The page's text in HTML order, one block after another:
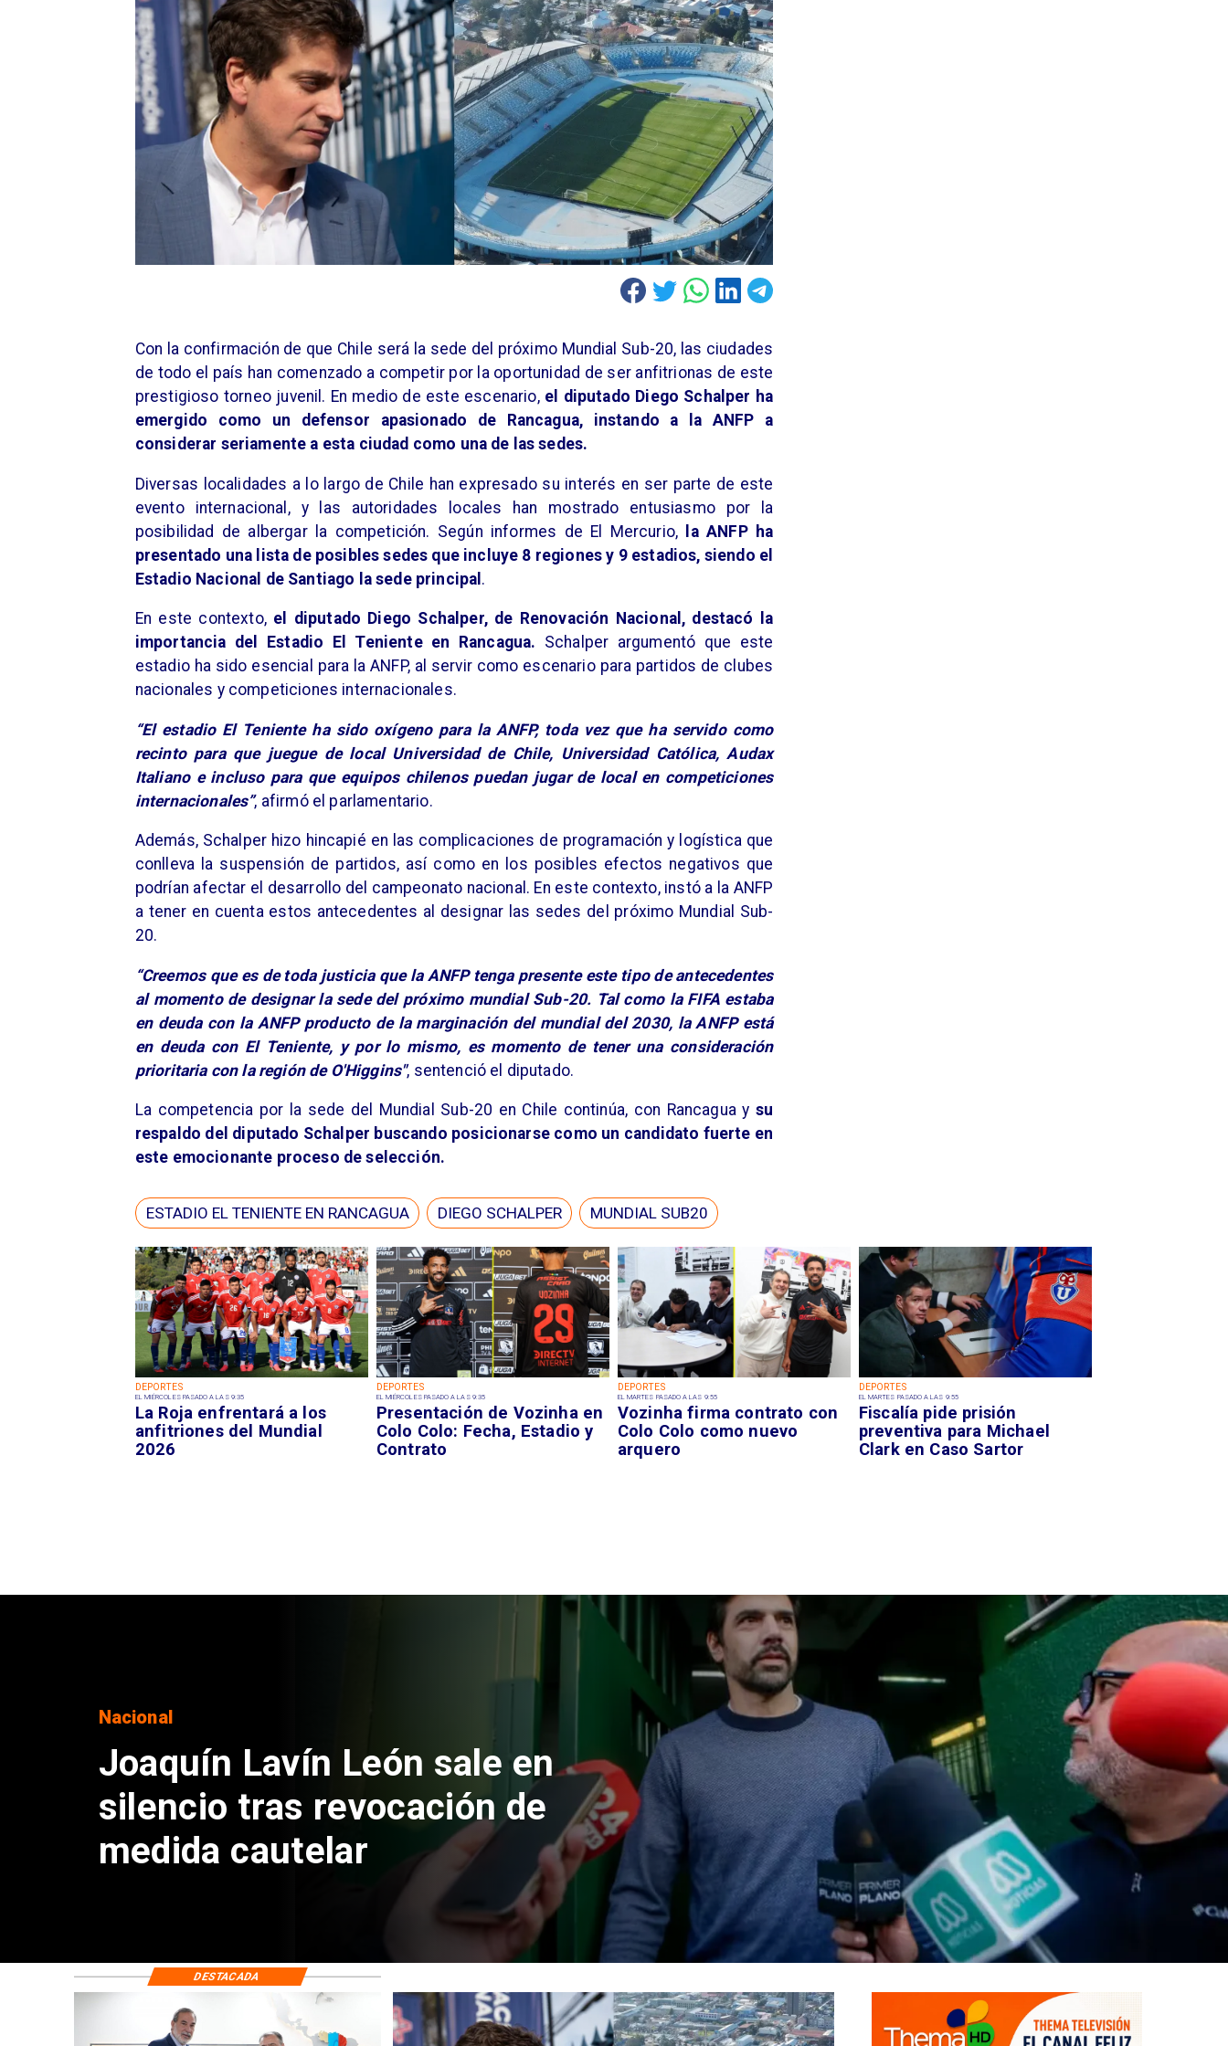
DEPORTES
EL MIÉRCOLES PASADO A LAS 9:35
La Roja enfrentará a los
anfitriones del Mundial
2026
DEPORTES
EL MIÉRCOLES PASADO A LAS 9:35
Presentación de Vozinha en
Colo Colo: Fecha, Estadio y
Contrato
DEPORTES
EL MARTES PASADO A LAS 9:55
Vozinha firma contrato con
Colo Colo como nuevo
arquero
DEPORTES
EL MARTES PASADO A LAS 9:55
Fiscalía pide prisión
preventiva para Michael
Clark en Caso Sartor
Con la confirmación de que Chile será la sede del próximo Mundial Sub-20, las ciudades
de todo el país han comenzado a competir por la oportunidad de ser anfitrionas de este
prestigioso torneo juvenil. En medio de este escenario, el diputado Diego Schalper ha
emergido como un defensor apasionado de Rancagua, instando a la ANFP a
considerar seriamente a esta ciudad como una de las sedes.
Diversas localidades a lo largo de Chile han expresado su interés en ser parte de este
evento internacional, y las autoridades locales han mostrado entusiasmo por la
posibilidad de albergar la competición. Según informes de El Mercurio,
la ANFP ha
presentado una lista de posibles sedes que incluye 8 regiones y 9 estadios, siendo el
Estadio Nacional de Santiago la sede principal .
En este contexto, el diputado Diego Schalper, de Renovación Nacional, destacó la
importancia del Estadio El Teniente en Rancagua. Schalper argumentó que este
estadio ha sido esencial para la ANFP, al servir como escenario para partidos de clubes
nacionales y competiciones internacionales.
“El estadio El Teniente ha sido oxígeno para la ANFP, toda vez que ha servido como
recinto para que juegue de local Universidad de Chile, Universidad Católica, Audax
Italiano e incluso para que equipos chilenos puedan jugar de local en competiciones
internacionales”, afirmó el parlamentario.
Además, Schalper hizo hincapié en las complicaciones de programación y logística que
conlleva la suspensión de partidos, así como en los posibles efectos negativos que
podrían afectar el desarrollo del campeonato nacional. En este contexto, instó a la ANFP
a tener en cuenta estos antecedentes al designar las sedes del próximo Mundial Sub-
20.
“Creemos que es de toda justicia que la ANFP tenga presente este tipo de antecedentes
al momento de designar la sede del próximo mundial Sub-20. Tal como la FIFA estaba
en deuda con la ANFP producto de la marginación del mundial del 2030, la ANFP está
en deuda con El Teniente, y por lo mismo, es momento de tener una consideración
prioritaria con la región de O'Higgins", sentenció el diputado.
La competencia por la sede del Mundial Sub-20 en Chile continúa, con Rancagua y su
respaldo del diputado Schalper buscando posicionarse como un candidato fuerte en
este emocionante proceso de selección.
ESTADIO EL TENIENTE EN RANCAGUA DIEGO SCHALPER MUNDIAL SUB20
Nacional
Chile y Venezuela formalizan
reinicio de relaciones
consulares
DESTACADA